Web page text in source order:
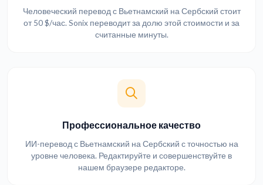
Человеческий перевод с Вьетнамский на Сербский стоит
от 50 $/час. Sonix переводит за долю этой стоимости и за
считанные минуты.
Профессиональное качество
ИИ-перевод с Вьетнамский на Сербский с точностью на
уровне человека. Редактируйте и совершенствуйте в
нашем браузере редакторе.